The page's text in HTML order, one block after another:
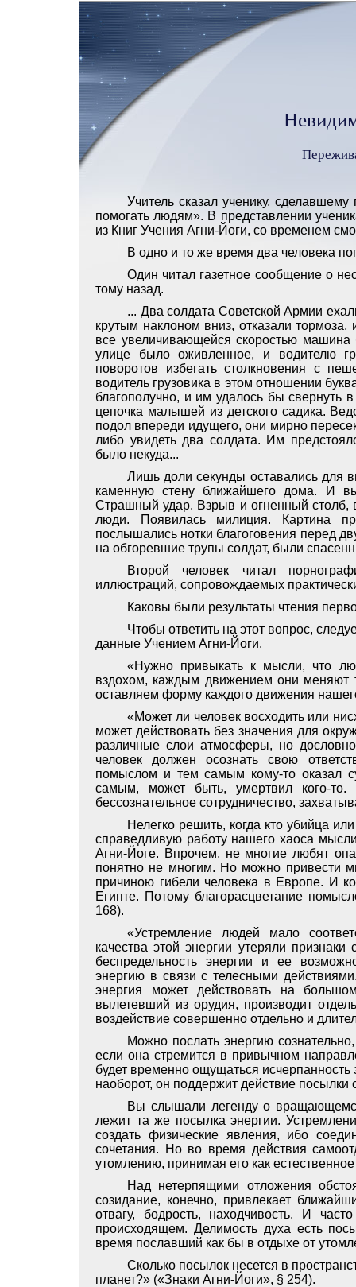
Учитель сказал ученику,
помогать людям». В представлении
из Книг Учения Агни-Йоги, со временем
В одно и то же время два человека
Один читал газетное сообщение о
тому назад.
... Два солдата Советской Армии
крутым наклоном вниз, отказали
все увеличивающейся скоростью
улице было оживленное, и водителю
поворотов избегать столкновения с
водитель грузовика в этом отношении
благополучно, и им удалось бы свернуть
цепочка малышей из детского садика.
подол впереди идущего, они мирно
либо увидеть два солдата. Им
было некуда...
Лишь доли секунды оставались для
каменную стену ближайшего дома. И
Страшный удар. Взрыв и огненный столб,
люди. Появилась милиция. Картина
послышались нотки благоговения перед
на обгоревшие трупы солдат, были
Второй человек читал
иллюстраций, сопровождаемых
Каковы были результаты чтения
Чтобы ответить на этот вопрос,
данные Учением Агни-Йоги.
«Нужно привыкать к мысли, что
вздохом, каждым движением они меняют
оставляем форму каждого движения
«Может ли человек восходить или
может действовать без значения для
различные слои атмосферы, но
человек должен осознать свою
помыслом и тем самым кому-то оказал
самым, может быть, умертвил кого-то.
бессознательное сотрудничество,
Нелегко решить, когда кто убийца
справедливую работу нашего хаоса
Агни-Йоге. Впрочем, не многие любят
понятно не многим. Но можно привести
причиною гибели человека в Европе. И
Египте. Потому благорасцветание
168).
«Устремление людей мало
качества этой энергии утеряли признаки
беспредельность энергии и ее
энергию в связи с телесными
энергия может действовать на
вылетевший из орудия, производит
воздействие совершенно отдельно и
Можно послать энергию
если она стремится в привычном
будет временно ощущаться
наоборот, он поддержит действие посылки
Вы слышали легенду о
лежит та же посылка энергии.
создать физические явления, ибо
сочетания. Но во время действия
утомлению, принимая его как
Над нетерпящими отложения
созидание, конечно, привлекает
отвагу, бодрость, находчивость. И
происходящем. Делимость духа есть
время пославший как бы в отдыхе от
Сколько посылок несется в
планет?» («Знаки Агни-Йоги», § 254).